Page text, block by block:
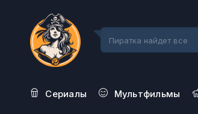
Сериалы Мультфильмы